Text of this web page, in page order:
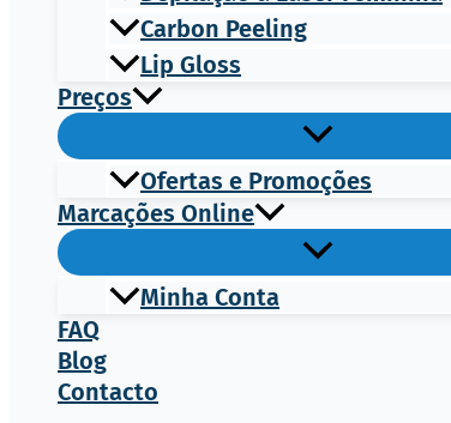
Carbon Peeling
Lip Gloss
Preços
Ofertas e Promoções
Marcações Online
Minha Conta
FAQ
Blog
Contacto